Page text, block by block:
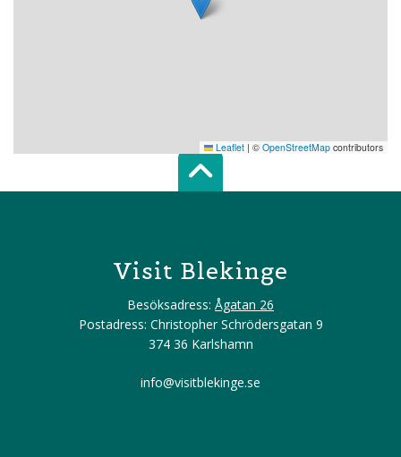
Leaflet | © OpenStreetMap contributors
Scroll top of
Visit Blekinge
Besöksadress: Ågatan 26
Postadress: Christopher Schrödersgatan 9
374 36 Karlshamn
info@visitblekinge.se